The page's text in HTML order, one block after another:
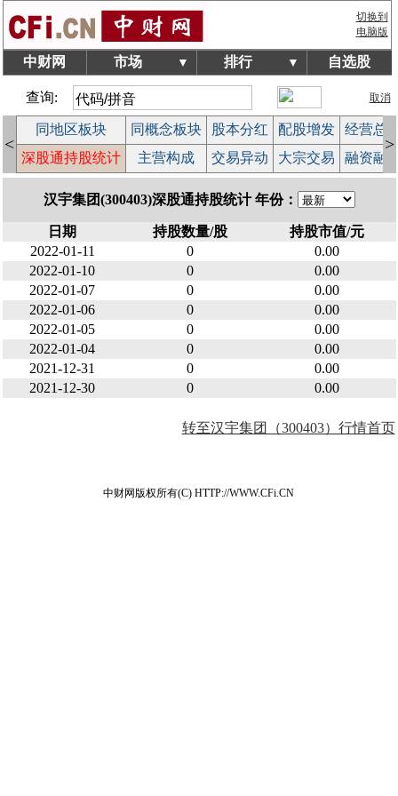
切换到
电脑版
中财网 市场 ▼ 排行 ▼ 自选股
查询: 取消
<
同地区板块 同概念板块 股本分红 配股增发
经营总
深股通持股统计 主营构成 交易异动 大宗交易 融资融
>
汉宇集团(300403)深股通持股统计 年份：
日期 持股数量/股
持股市值/元
2022-01-11
0
0.00
2022-01-10
0
0.00
2022-01-07
0
0.00
2022-01-06
0
0.00
2022-01-05
0
0.00
2022-01-04
0
0.00
2021-12-31
0
0.00
2021-12-30
0 0.00
转至汉宇集团（300403）行情首页
中财网版权所有(C) HTTP://WWW.CFi.CN